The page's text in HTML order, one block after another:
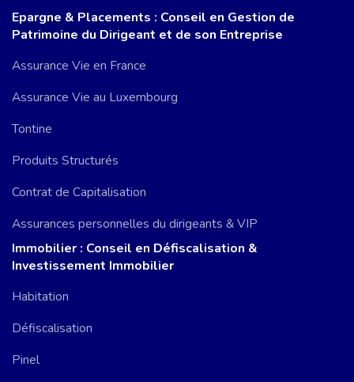
Epargne & Placements : Conseil en Gestion de
Patrimoine du Dirigeant et de son Entreprise
Assurance Vie en France
Assurance Vie au Luxembourg
Tontine
Produits Structurés
Contrat de Capitalisation
Assurances personnelles du dirigeants & VIP
Immobilier : Conseil en Défiscalisation &
Investissement Immobilier
Habitation
Défiscalisation
Pinel